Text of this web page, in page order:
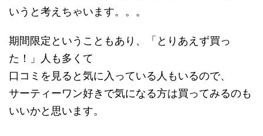
いうと考えちゃいます。。。
期間限定ということもあり、「とりあえず買っ
た！」人も多くて
口コミを見ると気に入っている人もいるので、
サーティーワン好きで気になる方は買ってみるのも
いいかと思います。